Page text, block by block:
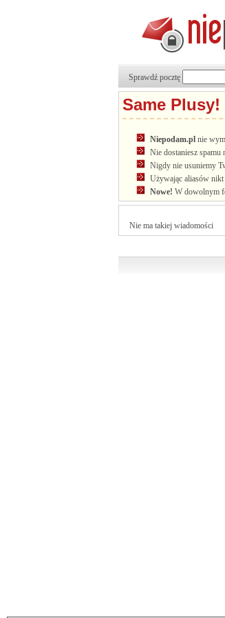
Sprawdź pocztę
Same Plusy!
Niepodam.pl nie
Nie dostaniesz
Nigdy nie usuniemy
Używając aliasów nikt
Nowe! W dowolnym
Nie ma takiej wiadomości